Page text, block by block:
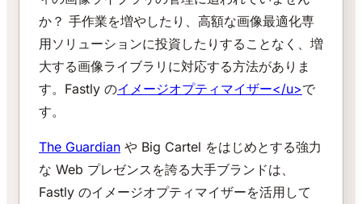
か？ 手作業を増やしたり、高額な画像最適化専
用ソリューションに投資したりすることなく、増
大する画像ライブラリに対応する方法がありま
す。Fastly のイメージオプティマイザー</u>で
す。
The Guardian や Big Cartel をはじめとする強力
な Web プレゼンスを誇る大手ブランドは、
Fastly のイメージオプティマイザーを活用して